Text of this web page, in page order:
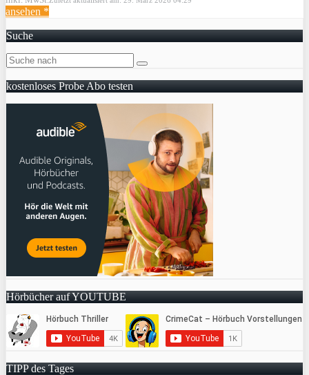
ansehen *
Suche
kostenloses Probe Abo testen
Hörbücher auf YOUTUBE
TIPP des Tages